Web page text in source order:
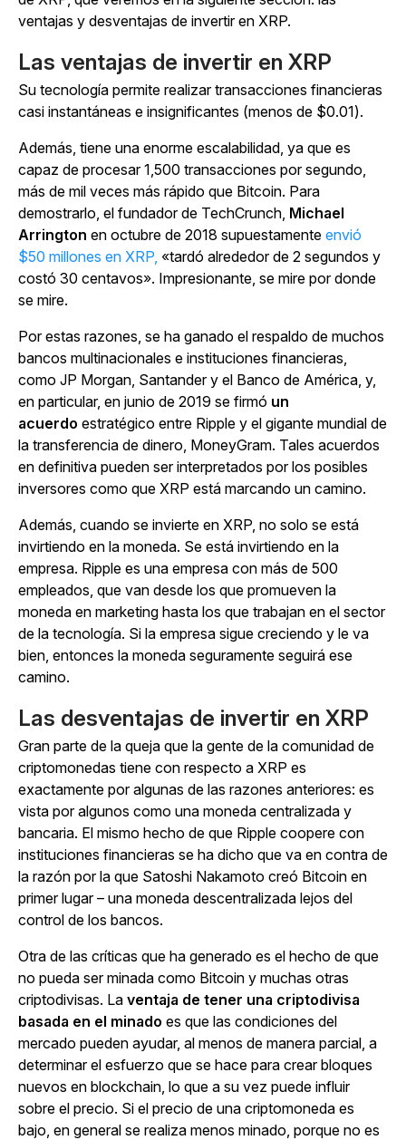
ventajas y desventajas de invertir en XRP.
Las ventajas de invertir en XRP
Su tecnología permite realizar transacciones financieras
casi instantáneas e insignificantes (menos de $0.01).
Además, tiene una enorme escalabilidad, ya que es
capaz de procesar 1,500 transacciones por segundo,
más de mil veces más rápido que Bitcoin. Para
demostrarlo, el fundador de TechCrunch, Michael
Arrington en octubre de 2018 supuestamente envió
$50 millones en XRP, «tardó alrededor de 2 segundos y
costó 30 centavos». Impresionante, se mire por donde
se mire.
Por estas razones, se ha ganado el respaldo de muchos
bancos multinacionales e instituciones financieras,
como JP Morgan, Santander y el Banco de América, y,
en particular, en junio de 2019 se firmó un
acuerdo estratégico entre Ripple y el gigante mundial de
la transferencia de dinero, MoneyGram. Tales acuerdos
en definitiva pueden ser interpretados por los posibles
inversores como que XRP está marcando un camino.
Además, cuando se invierte en XRP, no solo se está
invirtiendo en la moneda. Se está invirtiendo en la
empresa. Ripple es una empresa con más de 500
empleados, que van desde los que promueven la
moneda en marketing hasta los que trabajan en el sector
de la tecnología. Si la empresa sigue creciendo y le va
bien, entonces la moneda seguramente seguirá ese
camino.
Las desventajas de invertir en XRP
Gran parte de la queja que la gente de la comunidad de
criptomonedas tiene con respecto a XRP es
exactamente por algunas de las razones anteriores: es
vista por algunos como una moneda centralizada y
bancaria. El mismo hecho de que Ripple coopere con
instituciones financieras se ha dicho que va en contra de
la razón por la que Satoshi Nakamoto creó Bitcoin en
primer lugar – una moneda descentralizada lejos del
control de los bancos.
Otra de las críticas que ha generado es el hecho de que
no pueda ser minada como Bitcoin y muchas otras
criptodivisas. La ventaja de tener una criptodivisa
basada en el minado es que las condiciones del
mercado pueden ayudar, al menos de manera parcial, a
determinar el esfuerzo que se hace para crear bloques
nuevos en blockchain, lo que a su vez puede influir
sobre el precio. Si el precio de una criptomoneda es
bajo, en general se realiza menos minado, porque no es